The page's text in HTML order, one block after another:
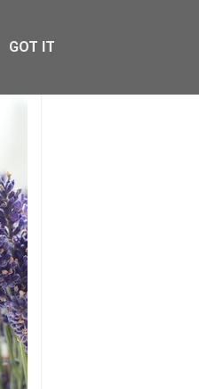
GOT IT